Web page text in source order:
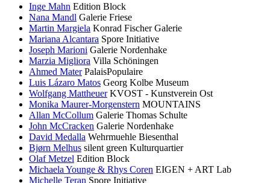
Inge Mahn Edition Block
Nana Mandl Galerie Friese
Martin Margiela Konrad Fischer Galerie
Mariana Alcantara Spore Initiative
Joseph Marioni Galerie Nordenhake
Marzia Migliora Villa Schöningen
Ahmed Mater PalaisPopulaire
Luis Lázaro Matos Georg Kolbe Museum
Wolfgang Mattheuer KVOST - Kunstverein Ost
Monika Maurer-Morgenstern MOUNTAINS
Allan McCollum Galerie Thomas Schulte
John McCracken Galerie Nordenhake
David Medalla Wehrmuehle Biesenthal
Bjørn Melhus silent green Kulturquartier
Olaf Metzel Edition Block
Michaela Younge & Rhys Coren EIGEN + ART Lab
Michelle Teran Spore Initiative